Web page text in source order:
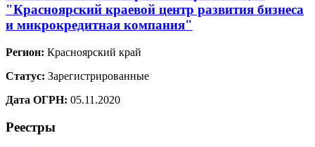
"Красноярский краевой центр развития бизнеса
и микрокредитная компания"
Регион: Красноярский край
Статус: Зарегистрированные
Дата ОГРН: 05.11.2020
Реестры